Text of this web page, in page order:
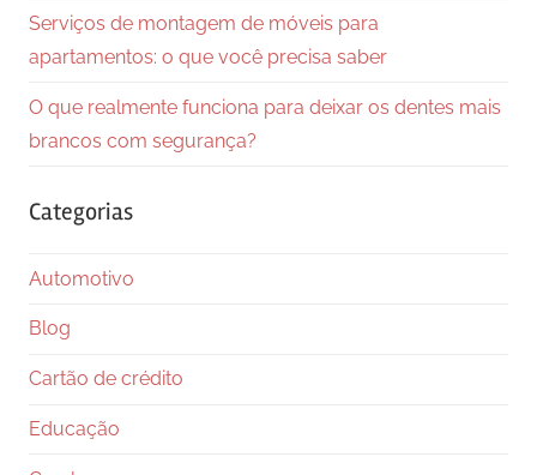
Serviços de montagem de móveis para
apartamentos: o que você precisa saber
O que realmente funciona para deixar os dentes mais
brancos com segurança?
Categorias
Automotivo
Blog
Cartão de crédito
Educação